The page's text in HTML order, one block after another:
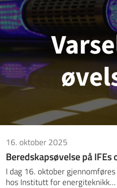
16. oktober 2025
Beredskapsøvelse på
I dag 16. oktober
hos Institutt for energiteknikk…